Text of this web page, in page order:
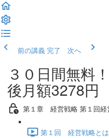
前の講義 完了 次へ
３０日間無料
後月額3278円
第１章 経営戦略 第１回経
第１回 経営戦略と